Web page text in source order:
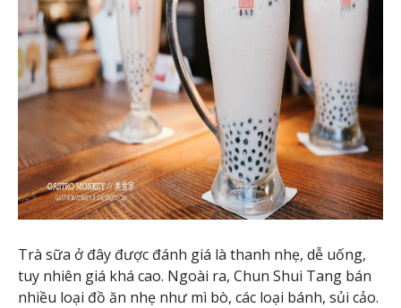
Trà sữa ở đây được đánh giá là thanh nhẹ, dễ uống,
tuy nhiên giá khá cao. Ngoài ra, Chun Shui Tang bán
nhiều loại đồ ăn nhẹ như mì bò, các loại bánh, sủi cảo.